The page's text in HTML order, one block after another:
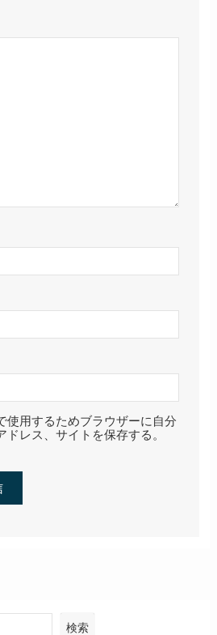
使用するためブラウザーに自分
ドレス、サイトを保存する。
検索